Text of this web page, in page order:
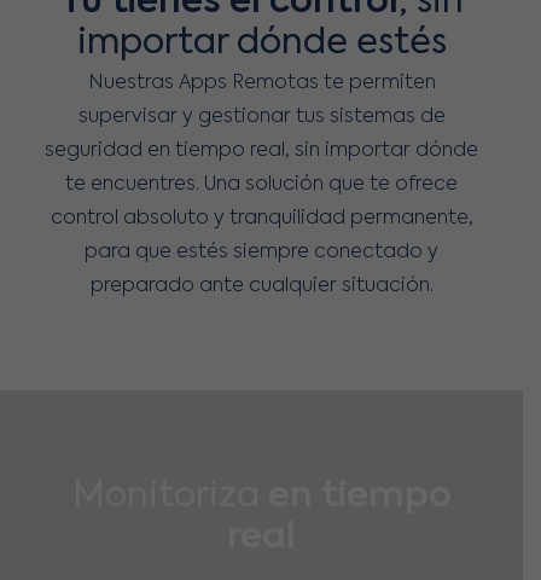
importar dónde estés
Nuestras Apps Remotas te permiten
supervisar y gestionar tus sistemas de
seguridad en tiempo real, sin importar dónde
te encuentres. Una solución que te ofrece
control absoluto y tranquilidad permanente,
para que estés siempre conectado y
preparado ante cualquier situación.